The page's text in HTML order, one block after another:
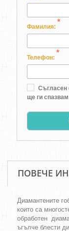
Фамилия:
*
Телефон:
*
Съгласен
ще ги спазвам
ПОВЕЧЕ
Диамантените
които са
обработен
ъгълче блести